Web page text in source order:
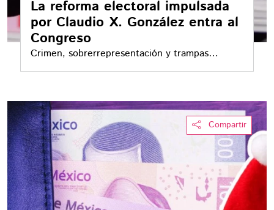
La reforma electoral impulsada
por Claudio X. González entra al
Congreso
Crimen, sobrerrepresentación y trampas
electorales: el mapa de riesgos que denuncia
firmas
Compartir